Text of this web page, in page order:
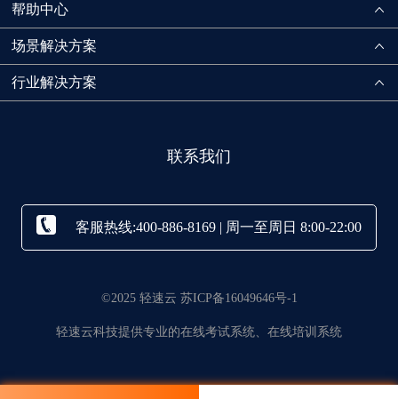
帮助中心
场景解决方案
行业解决方案
联系我们
客服热线:400-886-8169 | 周一至周日 8:00-22:00
©2025 轻速云 苏ICP备16049646号-1
轻速云科技提供专业的在线考试系统、在线培训系统